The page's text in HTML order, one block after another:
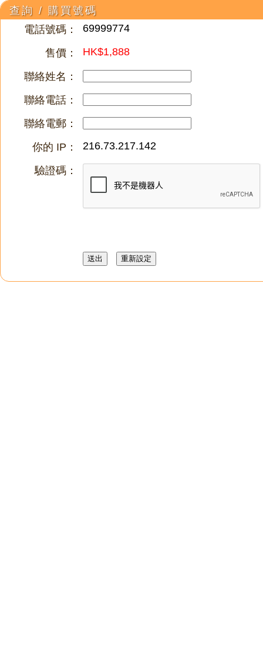
查詢 / 購買號碼
電話號碼：
69999774
售價： HK$1,888
聯絡姓名：
聯絡電話：
聯絡電郵：
你的 IP：
216.73.217.142
驗證碼：